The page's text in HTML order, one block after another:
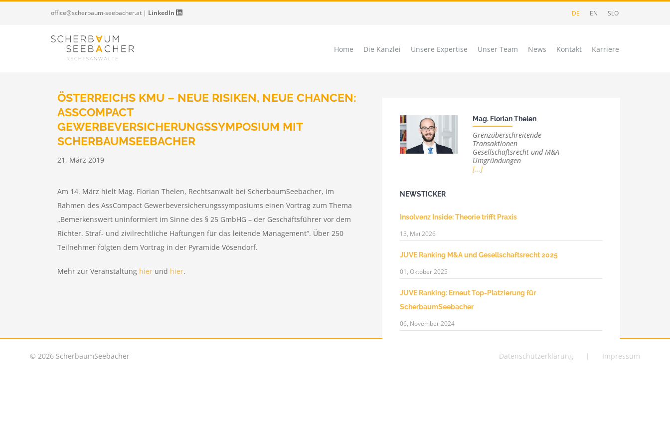
office@scherbaum-seebacher.at | LinkedIn DE EN SLO
Home Die Kanzlei Unsere Expertise Unser Team
Name Fachgebiet
News Kontakt Karriere
ÖSTERREICHS KMU – NEUE RISIKEN, NEUE CHANCEN:
ASSCOMPACT
GEWERBEVERSICHERUNGSSYMPOSIUM MIT
SCHERBAUMSEEBACHER
21, März 2019
Am 14. März hielt Mag. Florian Thelen, Rechtsanwalt bei ScherbaumSeebacher, im
Rahmen des AssCompact Gewerbeversicherungssymposiums einen Vortrag zum Thema
„Bemerkenswert uninformiert im Sinne des § 25 GmbHG – der Geschäftsführer vor dem
Richter. Straf- und zivilrechtliche Haftungen für das leitende Management“. Über 250
Teilnehmer folgten dem Vortrag in der Pyramide Vösendorf.
Mehr zur Veranstaltung hierund hier.
Mag. Florian Thelen
Grenzüberschreitende
Transaktionen
Gesellschaftsrecht und M&A
Umgründungen
[...]
NEWSTICKER
Insolvenz Inside: Theorie trifft Praxis
13, Mai 2026
JUVE Ranking M&A und Gesellschaftsrecht 2025
01, Oktober 2025
JUVE Ranking: Erneut Top-Platzierung für
ScherbaumSeebacher
06, November 2024
© 2026 ScherbaumSeebacher Datenschutzerklärung Impressum